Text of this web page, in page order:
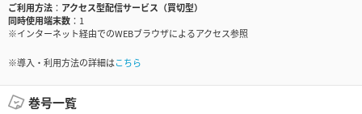
ご利用方法
アクセス型配信サービス（買切型）
同時使用端末数
1
※インターネット経由でのWEBブラウザによるアクセス参照
※導入・利用方法の詳細はこちら
巻号一覧